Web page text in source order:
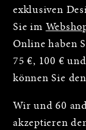
exklusiven
Sie im
Online haben
75 €, 100 €
können Sie
Wir und 60
akzeptieren